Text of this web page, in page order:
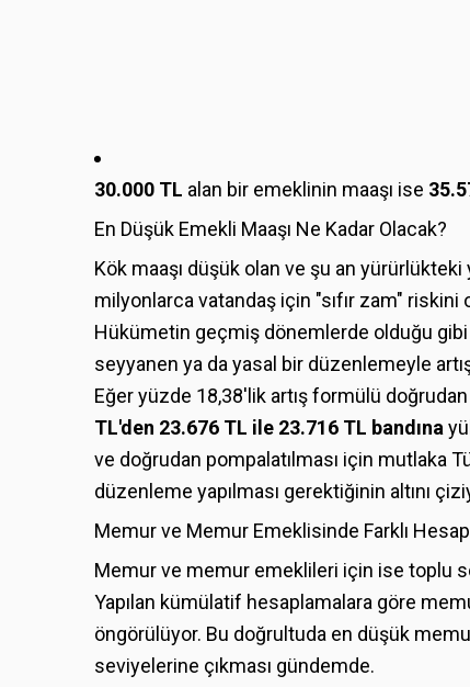
30.000 TL alan bir emeklinin maaşı ise
En Düşük Emekli Maaşı Ne Kadar Olacak?
Kök maaşı düşük olan ve şu an
milyonlarca vatandaş için "sıfır zam"
Hükümetin geçmiş dönemlerde olduğu gibi
seyyanen ya da yasal bir düzenlemeyle
Eğer yüzde 18,38'lik artış formülü doğrudan
TL'den 23.676 TL ile 23.716 TL bandına
ve doğrudan pompalatılması için mutlaka
düzenleme yapılması gerektiğinin altını
Memur ve Memur Emeklisinde Farklı Hesap
Memur ve memur emeklileri için ise toplu
Yapılan kümülatif hesaplamalara göre
öngörülüyor. Bu doğrultuda en düşük
seviyelerine çıkması gündemde.